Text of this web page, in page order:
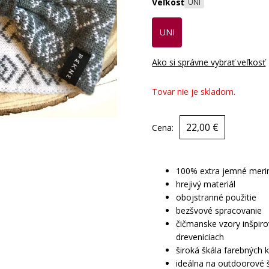
UNI
UNI
Ako si správne vybrať veľkosť
Tovar nie je skladom.
Cena: 22,00 €
100% extra jemné
hrejivý materiál
obojstranné použitie
bezšvové spracovanie
čičmanske vzory
dreveniciach
široká škála farebných
ideálna na outdoorové